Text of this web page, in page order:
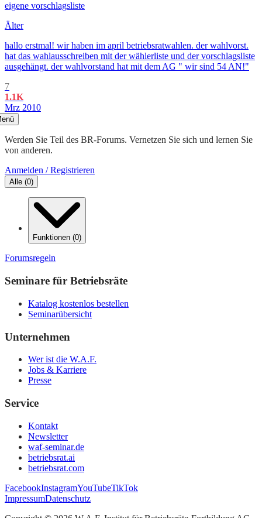
eigene vorschlagsliste
Älter
hallo erstmal! wir haben im april betriebsratwahlen. der wahlvorst.
hat das wahlausschreiben mit der wählerliste und der vorschlagsliste
ausgehängt. der wahlvorstand hat mit dem AG " wir sind 54 AN!"
7
1.1K
Mrz 2010
Werden Sie Teil des BR-Forums. Vernetzen Sie sich und lernen Sie
von anderen.
Anmelden / Registrieren
Alle (0)
Funktionen (0)
Forumsregeln
Seminare für Betriebsräte
Katalog kostenlos bestellen
Seminarübersicht
Unternehmen
Wer ist die W.A.F.
Jobs & Karriere
Presse
Service
Kontakt
Newsletter
waf-seminar.de
betriebsrat.ai
betriebsrat.com
FacebookInstagramYouTubeTikTok
ImpressumDatenschutz